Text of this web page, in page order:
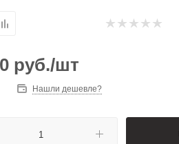
руб./шт
Нашли дешевле?